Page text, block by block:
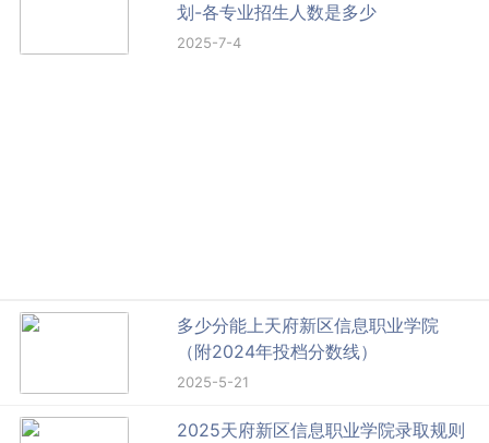
划-各专业招生人数是多少
2025-7-4
多少分能上天府新区信息职业学院
（附2024年投档分数线）
2025-5-21
2025天府新区信息职业学院录取规则